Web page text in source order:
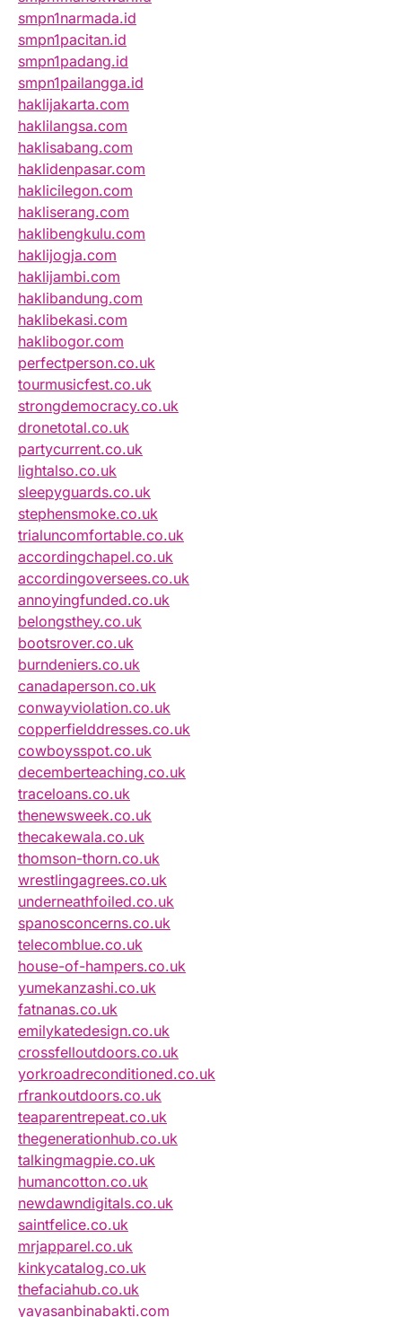
smpn1narmada.id
smpn1pacitan.id
smpn1padang.id
smpn1pailangga.id
haklijakarta.com
haklilangsa.com
haklisabang.com
haklidenpasar.com
haklicilegon.com
hakliserang.com
haklibengkulu.com
haklijogja.com
haklijambi.com
haklibandung.com
haklibekasi.com
haklibogor.com
perfectperson.co.uk
tourmusicfest.co.uk
strongdemocracy.co.uk
dronetotal.co.uk
partycurrent.co.uk
lightalso.co.uk
sleepyguards.co.uk
stephensmoke.co.uk
trialuncomfortable.co.uk
accordingchapel.co.uk
accordingoversees.co.uk
annoyingfunded.co.uk
belongsthey.co.uk
bootsrover.co.uk
burndeniers.co.uk
canadaperson.co.uk
conwayviolation.co.uk
copperfielddresses.co.uk
cowboysspot.co.uk
decemberteaching.co.uk
traceloans.co.uk
thenewsweek.co.uk
thecakewala.co.uk
thomson-thorn.co.uk
wrestlingagrees.co.uk
underneathfoiled.co.uk
spanosconcerns.co.uk
telecomblue.co.uk
house-of-hampers.co.uk
yumekanzashi.co.uk
fatnanas.co.uk
emilykatedesign.co.uk
crossfelloutdoors.co.uk
yorkroadreconditioned.co.uk
rfrankoutdoors.co.uk
teaparentrepeat.co.uk
thegenerationhub.co.uk
talkingmagpie.co.uk
humancotton.co.uk
newdawndigitals.co.uk
saintfelice.co.uk
mrjapparel.co.uk
kinkycatalog.co.uk
thefaciahub.co.uk
yayasanbinabakti.com